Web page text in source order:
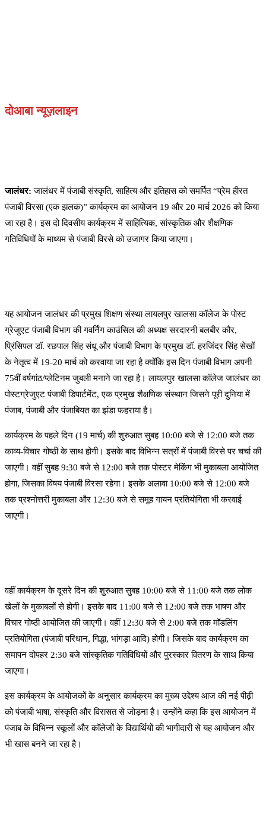
दोआबा न्यूज़लाइन
जालंधर:जालंधर में पंजाबी संस्कृति, साहित्य और इतिहास को समर्पित “प्रेम हीरत
पंजाबी विरसा (एक झलक)” कार्यक्रम का आयोजन 19 और 20 मार्च 2026 को किया
जा रहा है। इस दो दिवसीय कार्यक्रम में साहित्यिक, सांस्कृतिक और शैक्षणिक
गतिविधियों के माध्यम से पंजाबी विरसे को उजागर किया जाएगा।
यह आयोजन जालंधर की प्रमुख शिक्षण संस्था लायलपुर खालसा कॉलेज के पोस्ट
ग्रेजुएट पंजाबी विभाग की गवर्निंग काउंसिल की अध्यक्ष सरदारनी बलबीर कौर,
प्रिंसिपल डॉ. रछपाल सिंह संधू और पंजाबी विभाग के प्रमुख डॉ. हरजिंदर सिंह सेखों
के नेतृत्व में 19-20 मार्च को करवाया जा रहा है क्योंकि इस दिन पंजाबी विभाग अपनी
75वीं वर्षगांठ/प्लेटिनम जुबली मनाने जा रहा है। लायलपुर खालसा कॉलेज जालंधर का
पोस्टग्रेजुएट पंजाबी डिपार्टमेंट, एक प्रमुख शैक्षणिक संस्थान जिसने पूरी दुनिया में
पंजाब, पंजाबी और पंजाबियत का झंडा फहराया है।
कार्यक्रम के पहले दिन (19 मार्च) की शुरुआत सुबह 10:00 बजे से 12:00 बजे तक
काव्य-विचार गोष्ठी के साथ होगी। इसके बाद विभिन्न सत्रों में पंजाबी विरसे पर चर्चा की
जाएगी। वहीं सुबह 9:30 बजे से 12:00 बजे तक पोस्टर मेकिंग भी मुकाबला आयोजित
होगा, जिसका विषय पंजाबी विरसा रहेगा। इसके अलावा 10:00 बजे से 12:00 बजे
तक प्रश्नोत्तरी मुकाबला और 12:30 बजे से समूह गायन प्रतियोगिता भी करवाई
जाएगी।
वहीं कार्यक्रम के दूसरे दिन की शुरुआत सुबह 10:00 बजे से 11:00 बजे तक लोक
खेलों के मुकाबलों से होगी। इसके बाद 11:00 बजे से 12:00 बजे तक भाषण और
विचार गोष्ठी आयोजित की जाएगी। वहीं 12:30 बजे से 2:00 बजे तक मॉडलिंग
प्रतियोगिता (पंजाबी परिधान, गिद्धा, भांगड़ा आदि) होगी। जिसके बाद कार्यक्रम का
समापन दोपहर 2:30 बजे सांस्कृतिक गतिविधियों और पुरस्कार वितरण के साथ किया
जाएगा।
इस कार्यक्रम के आयोजकों के अनुसार कार्यक्रम का मुख्य उद्देश्य आज की नई पीढ़ी
को पंजाबी भाषा, संस्कृति और विरासत से जोड़ना है। उन्होंने कहा कि इस आयोजन में
पंजाब के विभिन्न स्कूलों और कॉलेजों के विद्यार्थियों की भागीदारी से यह आयोजन और
भी खास बनने जा रहा है।